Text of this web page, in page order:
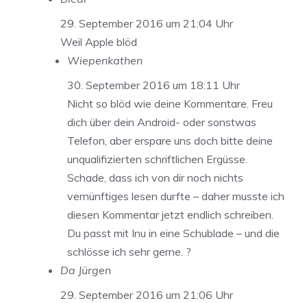
29. September 2016 um 21:04 Uhr
Weil Apple blöd
Wiepenkathen
30. September 2016 um 18:11 Uhr
Nicht so blöd wie deine Kommentare. Freu
dich über dein Android- oder sonstwas
Telefon, aber erspare uns doch bitte deine
unqualifizierten schriftlichen Ergüsse.
Schade, dass ich von dir noch nichts
vernünftiges lesen durfte – daher musste ich
diesen Kommentar jetzt endlich schreiben.
Du passt mit Inu in eine Schublade – und die
schlösse ich sehr gerne. ?
Da Jürgen
29. September 2016 um 21:06 Uhr